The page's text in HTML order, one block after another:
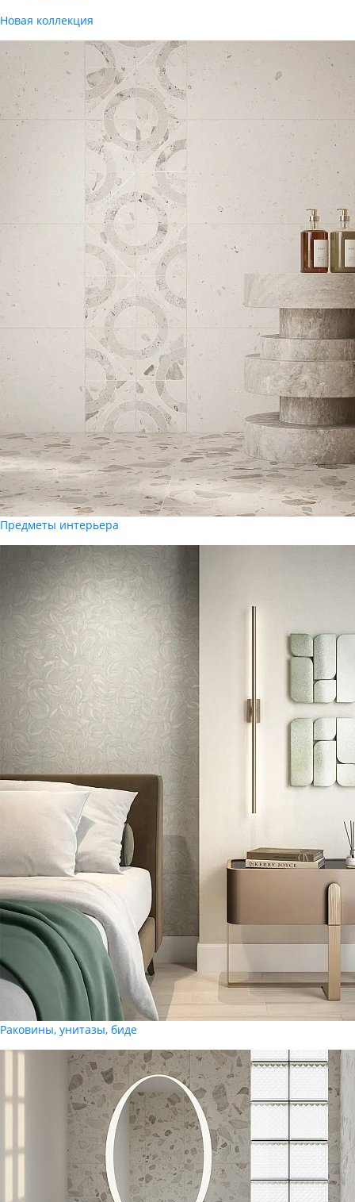
Новая коллекция
Предметы интерьера
Раковины, унитазы, биде